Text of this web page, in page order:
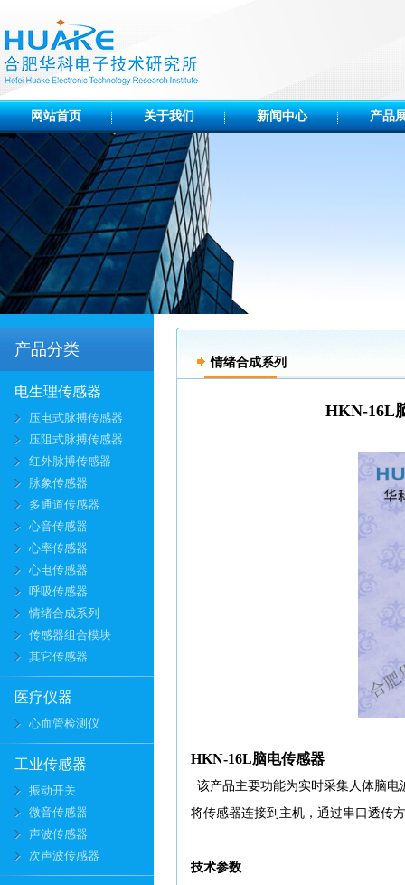
网站首页 关于我们 新闻中心 产品
产品分类
电生理传感器
压电式脉搏传感器
压阻式脉搏传感器
红外脉搏传感器
脉象传感器
多通道传感器
心音传感器
心率传感器
心电传感器
呼吸传感器
情绪合成系列
传感器组合模块
其它传感器
医疗仪器
心血管检测仪
工业传感器
振动开关
微音传感器
声波传感器
次声波传感器
情绪合成系列
HKN-16L
HKN-16L脑电传感器
该产品主要功能为实时采集人体脑
将传感器连接到主机，通过串口透传
技术参数